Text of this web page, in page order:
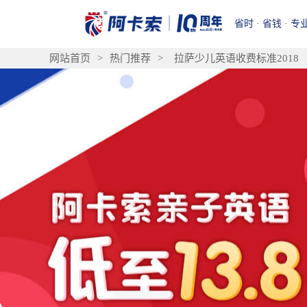
省时 · 省钱 · 专
网站首页 > 热门推荐 > 拉萨少儿英语收费标准2018